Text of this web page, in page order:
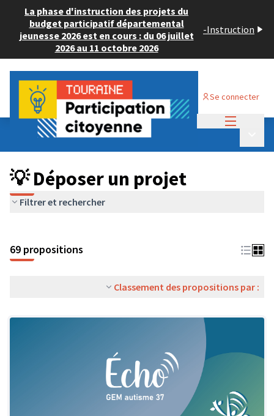
La phase d'instruction des projets du
budget participatif départemental
jeunesse 2026 est en cours : du 06 juillet
2026 au 11 octobre 2026
-Instruction
Se connecter
Budget Participatif ADULTE 2024
💡 Déposer un projet
💡 Déposer un projet
Filtrer et rechercher
69 propositions
Classement des propositions par :